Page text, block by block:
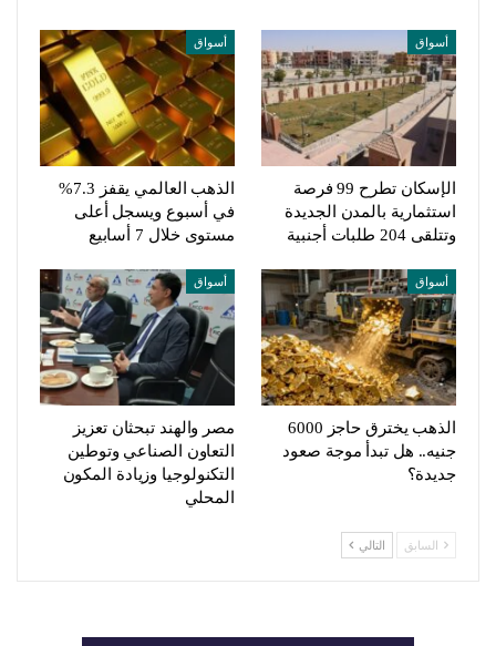
أسواق
الإسكان تطرح 99 فرصة
استثمارية بالمدن الجديدة
وتتلقى 204 طلبات أجنبية
أسواق
الذهب العالمي يقفز 7.3%
في أسبوع ويسجل أعلى
مستوى خلال 7 أسابيع
أسواق
الذهب يخترق حاجز 6000
جنيه.. هل تبدأ موجة صعود
جديدة؟
أسواق
مصر والهند تبحثان تعزيز
التعاون الصناعي وتوطين
التكنولوجيا وزيادة المكون
المحلي
السابق التالي